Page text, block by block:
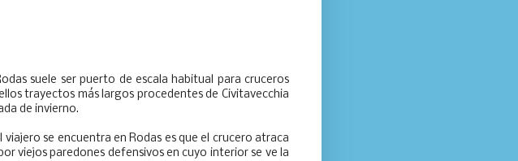
suele ser puerto de escala habitual para cruceros
trayectos más largos procedentes de Civitavecchia
de invierno.
viajero se encuentra en Rodas es que el crucero atraca
viejos paredones defensivos en cuyo interior se ve la